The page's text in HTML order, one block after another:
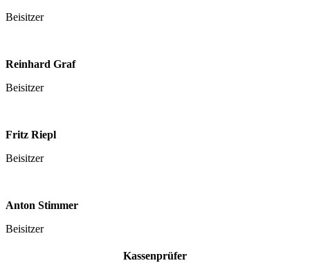
Beisitzer
Reinhard Graf
Beisitzer
Fritz Riepl
Beisitzer
Anton Stimmer
Beisitzer
Kassenprüfer